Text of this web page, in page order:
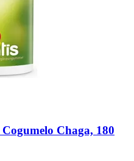
Cogumelo Chaga, 180